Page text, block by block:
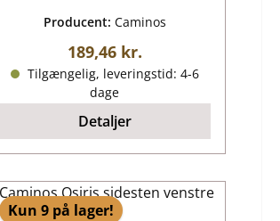
Producent: Caminos
Almindelig pris:
189,46 kr.
Tilgængelig, leveringstid: 4-6
dage
Detaljer
Kun 9 på lager!